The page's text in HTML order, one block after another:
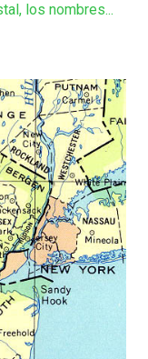
los nombres...